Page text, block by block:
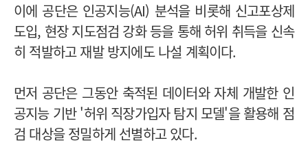
이에 공단은 인공지능(AI) 분석을 비롯해 신고포상제
도입, 현장 지도점검 강화 등을 통해 허위 취득을 신속
히 적발하고 재발 방지에도 나설 계획이다.
먼저 공단은 그동안 축적된 데이터와 자체 개발한 인
공지능 기반 '허위 직장가입자 탐지 모델'을 활용해 점
검 대상을 정밀하게 선별하고 있다.